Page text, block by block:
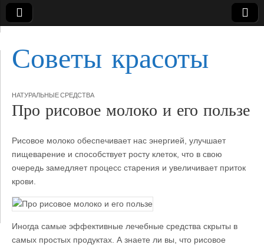
Советы красоты
НАТУРАЛЬНЫЕ СРЕДСТВА
Про рисовое молоко и его пользе
Рисовое молоко обеспечивает нас энергией, улучшает
пищеварение и способствует росту клеток, что в свою
очередь замедляет процесс старения и увеличивает приток
крови.
Иногда самые эффективные лечебные средства скрыты в
самых простых продуктах. А знаете ли вы, что рисовое